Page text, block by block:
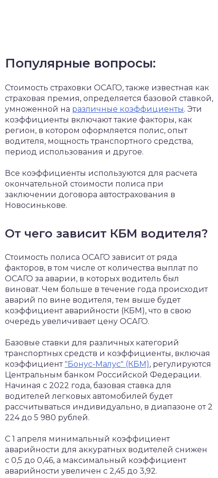
Популярные вопросы:
Стоимость страховки ОСАГО, также известная как
страховая премия, определяется базовой ставкой,
умноженной на различные коэффициенты. Эти
коэффициенты включают такие факторы, как
регион, в котором оформляется полис, опыт
водителя, мощность транспортного средства,
период использования и другое.
Все коэффициенты используются для расчета
окончательной стоимости полиса при
заключении договора автострахования в
Новосинькове.
От чего зависит КБМ водителя?
Стоимость полиса ОСАГО зависит от ряда
факторов, в том числе от количества выплат по
ОСАГО за аварии, в которых водитель был
виноват. Чем больше в течение года происходит
аварий по вине водителя, тем выше будет
коэффициент аварийности (КБМ), что в свою
очередь увеличивает цену ОСАГО.
Базовые ставки для различных категорий
транспортных средств и коэффициенты, включая
коэффициент"Бонус-Малус" (КБМ), регулируются
Центральным банком Российской Федерации.
Начиная с 2022 года, базовая ставка для
водителей легковых автомобилей будет
рассчитываться индивидуально, в диапазоне от 2
224 до 5 980 рублей.
С 1 апреля минимальный коэффициент
аварийности для аккуратных водителей снижен
с 0,5 до 0,46, а максимальный коэффициент
аварийности увеличен с 2,45 до 3,92.